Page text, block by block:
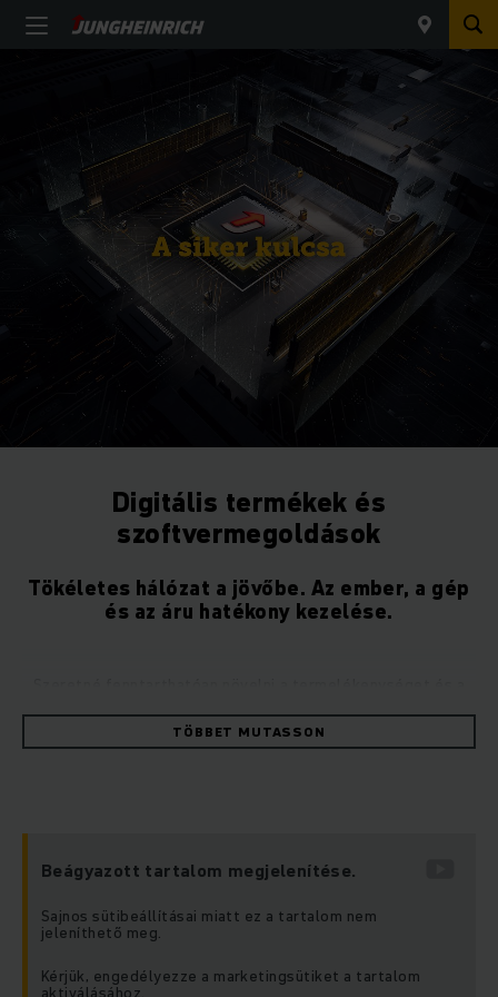
Digitális termékek és
szoftvermegoldások
Tökéletes hálózat a jövőbe. Az ember, a gép
és az áru hatékony kezelése.
jövőbiztos, digitális raktár- és flottakezelésben a
Jungheinrich szoftvermegoldásaival. Használja ki az IoT és az
Használja ki raktárkezelési és flottakezelési
megoldásainkat, amelyek az intralogisztika minden
igényeihez. A kézi, részben vagy teljesen automatizált
TÖBBET MUTASSON
Beágyazott tartalom megjelenítése.
Sajnos sütibeállításai miatt ez a tartalom nem
jeleníthető meg.
Kérjük, engedélyezze a marketingsütiket a tartalom